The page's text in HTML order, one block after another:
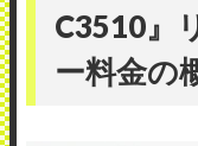
C3510』
ー料金の